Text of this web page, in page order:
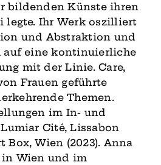
bildenden Künste ihren
legte. Ihr Werk oszilliert
und Abstraktion und
auf eine kontinuierliche
mit der Linie. Care,
Frauen geführte
Themen.
im In- und
Cité, Lissabon
Box, Wien (2023). Anna
in Wien und im